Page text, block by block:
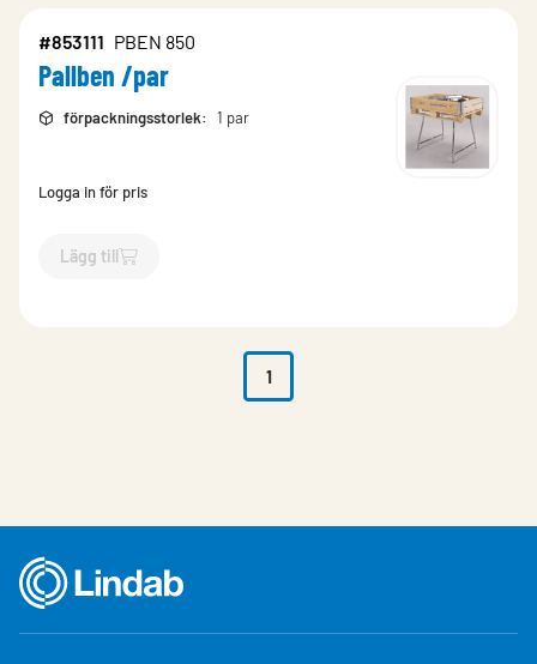
#853111 PBEN 850
Pallben /par
förpackningsstorlek: 1 par
Logga in för pris
Lägg till
`$Lägg till
1